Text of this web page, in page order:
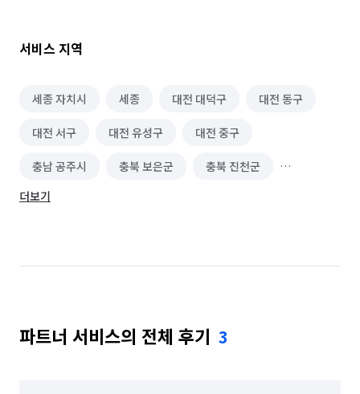
서비스 지역
세종 자치시 세종 대전 대덕구 대전 동구
대전 서구 대전 유성구 대전 중구
충남 공주시 충북 보은군 충북 진천군
충북 청주시 상당구
더보기
파트너 서비스의 전체 후기 3